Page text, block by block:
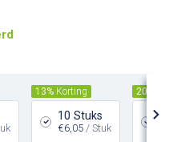
13% Korting
10 Stuks
€6,05 / Stuk
20%